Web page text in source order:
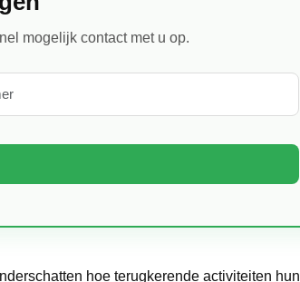
mogelijk contact met u op.
hoe terugkerende activiteiten hun